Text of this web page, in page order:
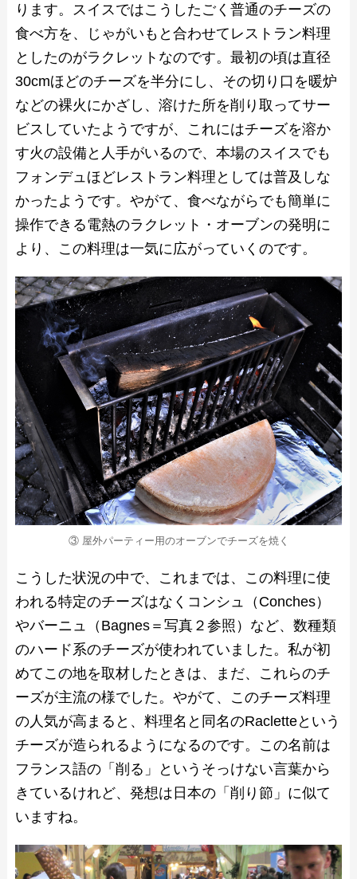
ります。スイスではこうしたごく普通のチーズの
食べ方を、じゃがいもと合わせてレストラン料理
としたのがラクレットなのです。最初の頃は直径
30cmほどのチーズを半分にし、その切り口を暖炉
などの裸火にかざし、溶けた所を削り取ってサー
ビスしていたようですが、これにはチーズを溶か
す火の設備と人手がいるので、本場のスイスでも
フォンデュほどレストラン料理としては普及しな
かったようです。やがて、食べながらでも簡単に
操作できる電熱のラクレット・オーブンの発明に
より、この料理は一気に広がっていくのです。
③ 屋外パーティー用のオーブンでチーズを焼く
こうした状況の中で、これまでは、この料理に使
われる特定のチーズはなくコンシュ（Conches）
やバーニュ（Bagnes＝写真２参照）など、数種類
のハード系のチーズが使われていました。私が初
めてこの地を取材したときは、まだ、これらのチ
ーズが主流の様でした。やがて、このチーズ料理
の人気が高まると、料理名と同名のRacletteという
チーズが造られるようになるのです。この名前は
フランス語の「削る」というそっけない言葉から
きているけれど、発想は日本の「削り節」に似て
いますね。